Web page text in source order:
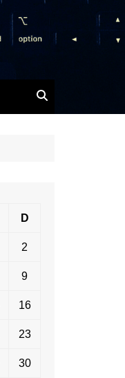
D
2
9
16
23
30